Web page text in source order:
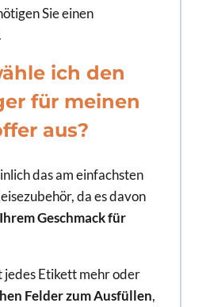
Sie einen
ich den
für meinen
aus?
das am einfachsten
da es davon
Geschmack für
jedes Etikett mehr oder
Felder zum Ausfüllen,